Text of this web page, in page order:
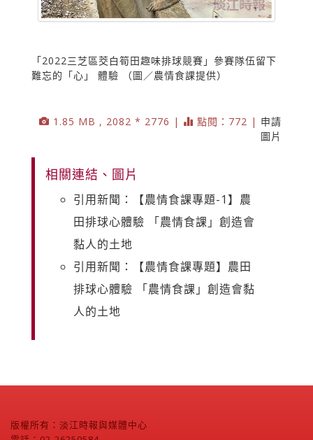
「2022三芝區茭白筍田趣味排球競賽」參賽隊伍留下
難忘的「心」 體驗 （圖／農情食課提供）
1.85 MB , 2082 * 2776 | 點閱：772 | 申請
圖片
相關連結、圖片
引用新聞：【農情食課專題-1】農
田排球心體驗 「農情食課」創造會
黏人的土地
引用新聞：【農情食課專題】農田
排球心體驗 「農情食課」創造會黏
人的土地
版權所有：淡江時報與媒體中心